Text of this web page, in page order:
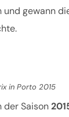
gewann
in Porto 2015
der Saison